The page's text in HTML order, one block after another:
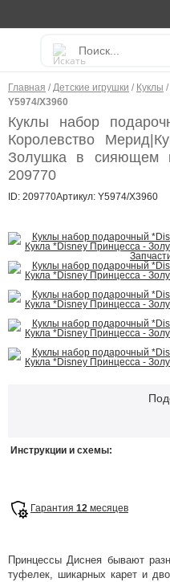
Главная / Детские игрушки / Куклы /
Y5974/X3960
Куклы набор
Королевство
Золушка в сияющем
209770
ID: 209770Артикул: Y5974/X3960
Инструкции и схемы:
Гарантия 12 месяцев
Принцессы Диснея бывают
туфелек, шикарных карет и